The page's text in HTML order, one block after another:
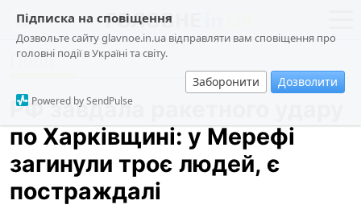
Підписка на сповіщення
Дозвольте сайту glavnoe.in.ua відправляти вам сповіщення про
головні події в Україні та світу.
Заборонити Дозволити
Powered by SendPulse
новини
про проєкт
суспільство
події
кримінал
Події
РФ завдала ракетного удару
по Харківщині: у Мерефі
загинули троє людей, є
постраждалі